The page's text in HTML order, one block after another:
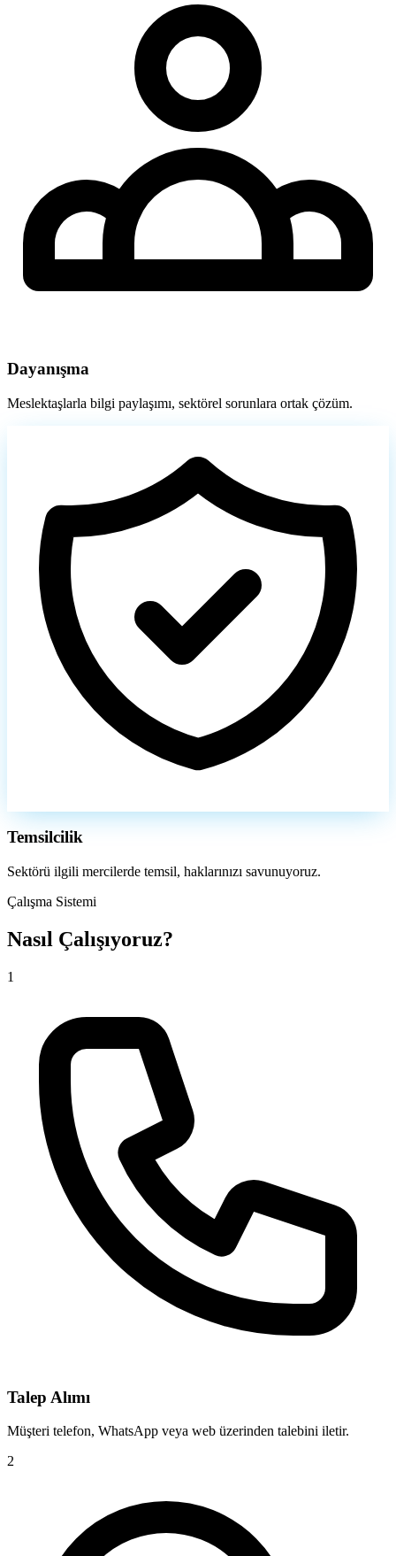
Dayanışma
Meslektaşlarla bilgi paylaşımı, sektörel sorunlara ortak çözüm.
Temsilcilik
Sektörü ilgili mercilerde temsil, haklarınızı savunuyoruz.
Çalışma Sistemi
Nasıl Çalışıyoruz?
1
Talep Alımı
Müşteri telefon, WhatsApp veya web üzerinden talebini iletir.
2